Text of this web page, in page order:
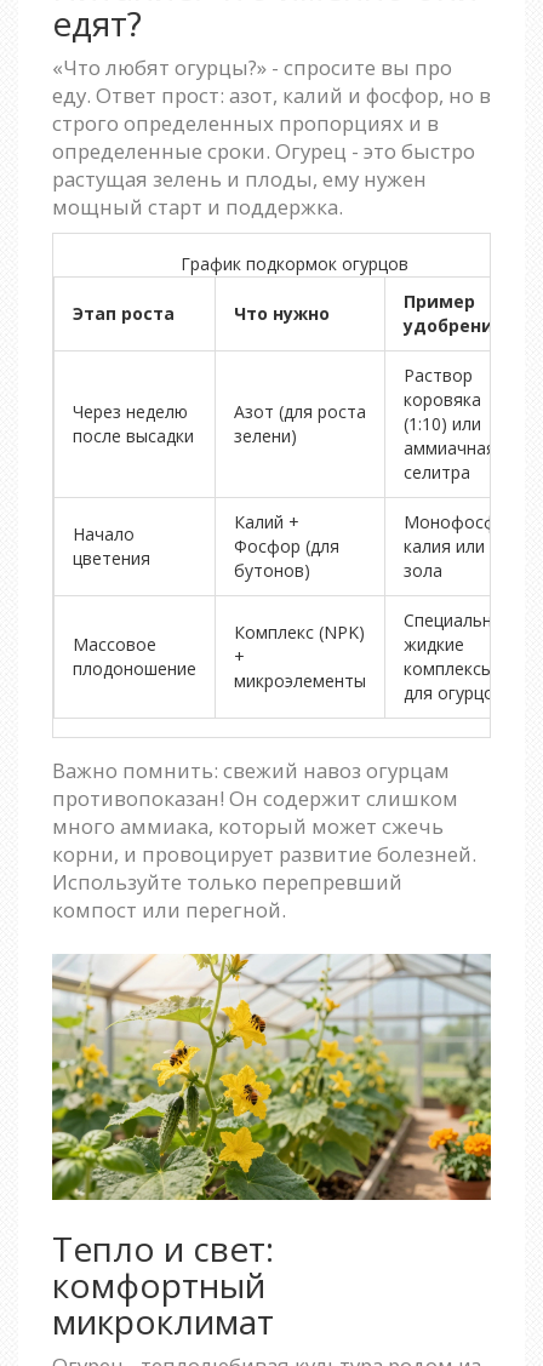
едят?
«Что любят огурцы?» - спросите вы про
еду. Ответ прост: азот, калий и фосфор, но в
строго определенных пропорциях и в
определенные сроки. Огурец - это быстро
растущая зелень и плоды, ему нужен
мощный старт и поддержка.
График подкормок огурцов
Этап роста Что нужно
Пример
удобрения
Через неделю
после высадки
Азот (для роста
зелени)
Раствор
коровяка
(1:10) или
аммиачная
селитра
Начало
цветения
Калий +
Фосфор (для
бутонов)
Монофосфат
калия или
зола
Массовое
плодоношение
Комплекс (NPK)
+
микроэлементы
Специальные
жидкие
комплексы
для огурцов
Важно помнить: свежий навоз огурцам
противопоказан! Он содержит слишком
много аммиака, который может сжечь
корни, и провоцирует развитие болезней.
Используйте только перепревший
компост или перегной.
Тепло и свет:
комфортный
микроклимат